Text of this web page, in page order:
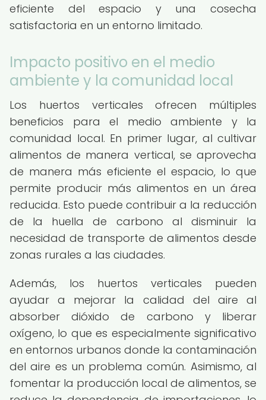
eficiente del espacio y una cosecha
satisfactoria en un entorno limitado.
Impacto positivo en el medio
ambiente y la comunidad local
Los huertos verticales ofrecen múltiples
beneficios para el medio ambiente y la
comunidad local. En primer lugar, al cultivar
alimentos de manera vertical, se aprovecha
de manera más eficiente el espacio, lo que
permite producir más alimentos en un área
reducida. Esto puede contribuir a la reducción
de la huella de carbono al disminuir la
necesidad de transporte de alimentos desde
zonas rurales a las ciudades.
Además, los huertos verticales pueden
ayudar a mejorar la calidad del aire al
absorber dióxido de carbono y liberar
oxígeno, lo que es especialmente significativo
en entornos urbanos donde la contaminación
del aire es un problema común. Asimismo, al
fomentar la producción local de alimentos, se